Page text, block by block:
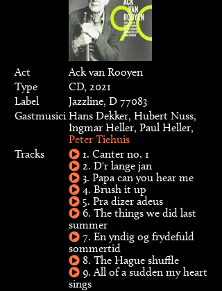
Act
Ack van Rooyen
Type
CD, 2021
Label
Jazzline, D 77083
Gastmusici Hans Dekker, Hubert Nuss,
Ingmar Heller, Paul Heller,
Peter Tiehuis
Tracks
1. Canter no. 1
2. D'r lange jan
3. Papa can you hear me
4. Brush it up
5. Pra dizer adeus
6. The things we did last
summer
7. En yndig og frydefuld
sommertid
8. The Hague shuffle
9. All of a sudden my heart
sings